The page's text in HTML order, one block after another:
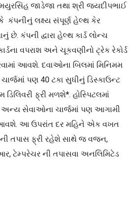
જાડેજા તથા શ્રી જયદીપભાઈ
કંપનીનું લક્ષ્ય સંપૂર્ણ હેલ્થ કેર
છે. કંપની દ્વારા હેલ્થ કાર્ડ લોન્ચ
વપરાશ અને ચૂકવણીનો ટ્રેક રેકોર્ડ
આવશે. દવાઓના બિલમાં મિનિમમ
પણ 40 ટકા સુધીનું ડિસ્કાઉન્ટ
ફ્રી મળશે*. હોસ્પિટલમાં
સેવાઓના ચાર્જમાં પણ આગામી
આ ઉપરાંત દર મહિને એક વખત
તપાસ ફ્રી રહેશે સાથે જ વજન,
ની તપાસવા અનલિમિટેડ